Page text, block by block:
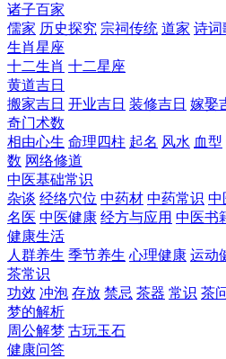
诸子百家
儒家 历史探究 宗祠传统 道家 诗词
生肖星座
十二生肖 十二星座
黄道吉日
搬家吉日 开业吉日 装修吉日 嫁娶
奇门术数
相由心生 命理四柱 起名 风水 血型
数 网络修道
中医基础常识
杂谈 经络穴位 中药材 中药常识 中
名医 中医健康 经方与应用 中医书
健康生活
人群养生 季节养生 心理健康 运动
茶常识
功效 冲泡 存放 禁忌 茶器 常识 茶
梦的解析
周公解梦 古玩玉石
健康问答